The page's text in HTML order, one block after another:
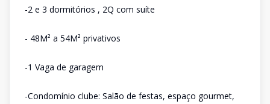
-2 e 3 dormitórios , 2Q com suíte
- 48M² a 54M² privativos
-1 Vaga de garagem
-Condomínio clube: Salão de festas, espaço gourmet,